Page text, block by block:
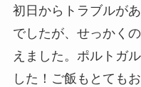
初日からトラブルが
でしたが、せっかく
えました。ポルトガ
した！ご飯もとても